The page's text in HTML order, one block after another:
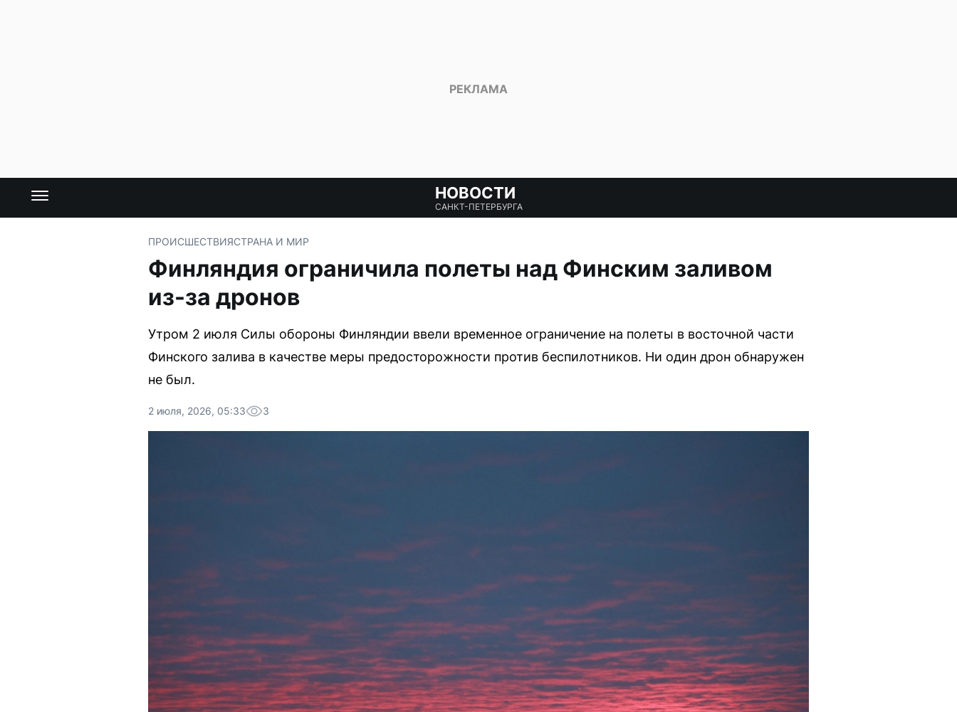
НОВОСТИ
САНКТ-ПЕТЕРБУРГА
ПРОИСШЕСТВИЯСТРАНА И МИР
Финляндия ограничила полеты над Финским заливом
из-за дронов
Утром 2 июля Силы обороны Финляндии ввели временное ограничение на полеты в восточной части
Финского залива в качестве меры предосторожности против беспилотников. Ни один дрон обнаружен
не был.
2 июля, 2026, 05:33 3